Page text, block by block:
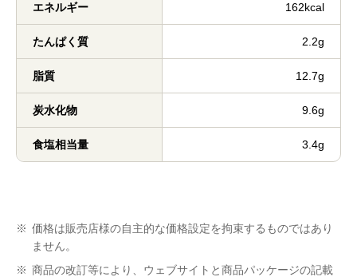
エネルギー 162kcal
たんぱく質 2.2g
脂質 12.7g
炭水化物 9.6g
食塩相当量 3.4g
※ 価格は販売店様の自主的な価格設定を拘束するものではあり
ません。
※ 商品の改訂等により、ウェブサイトと商品パッケージの記載